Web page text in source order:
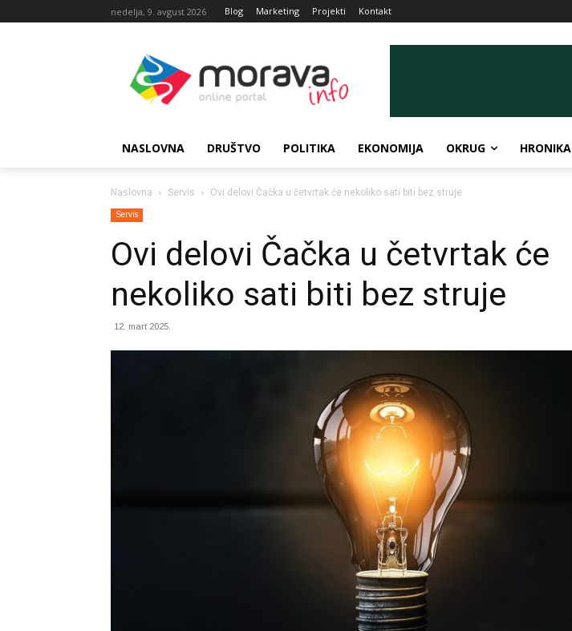
nedelja, 9. avgust 2026 Blog Marketing Projekti Kontakt
NASLOVNA DRUŠTVO POLITIKA EKONOMIJA OKRUG HRONIKA
Naslovna Servis Ovi delovi Čačka u četvrtak će nekoliko sati biti bez struje
Servis
Ovi delovi Čačka u četvrtak će
nekoliko sati biti bez struje
12. mart 2025.